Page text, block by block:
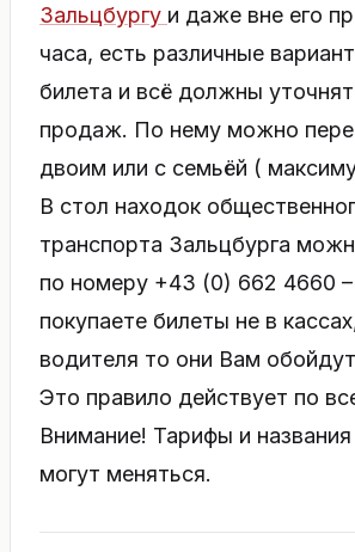
Зальцбургу и даже вне его
часа, есть различные
билета и всё должны
продаж. По нему можно
двоим или с семьёй (
В стол находок
транспорта Зальцбурга
по номеру +43 (0) 662 4660
покупаете билеты не в
водителя то они Вам
Это правило действует по
Внимание! Тарифы и
могут меняться.